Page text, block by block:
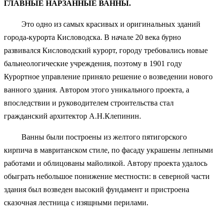
ГЛАВНЫЕ НАРЗАННЫЕ ВАННЫ.
Это одно из самых красивых и оригинальных зданий
города-курорта Кисловодска. В начале 20 века бурно
развивался Кисловодский курорт, городу требовались новые
бальнеологические учреждения, поэтому в 1901 году
Курортное управление приняло решение о возведении нового
ванного здания. Автором этого уникального проекта, а
впоследствии и руководителем строительства стал
гражданский архитектор А.Н.Клепинин.
Ванны были построены из желтого пятигорского
кирпича в мавританском стиле, по фасаду украшены лепными
работами и облицованы майоликой. Автору проекта удалось
обыграть небольшое понижение местности: в северной части
здания был возведен высокий фундамент и пристроена
сказочная лестница с изящными перилами.